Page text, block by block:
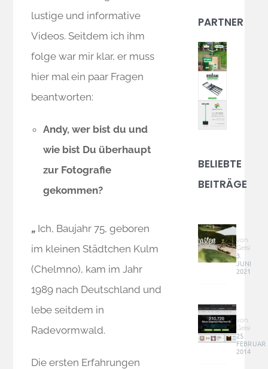
lustige und informative
Videos. Seitdem ich ihm
folge war mir klar, er muss
hier mal ein paar Fragen
beantworten:
Andy, wer bist du und
wie bist Du überhaupt
zur Fotografie
gekommen?
„ Ich, Baujahr 75, geboren
im kleinen Städtchen Kulm
(Chelmno), kam im Jahr
1989 nach Deutschland und
lebe seitdem in
Radevormwald.
Die ersten Erfahrungen
PARTNER
BELIEBTE
BEITRÄGE
–
groß,
im
von:
Geisi
3.
JUNI
2021
&
Co
–
Online
Geld
von:
Geisi
25.
FEBRUAR
2014